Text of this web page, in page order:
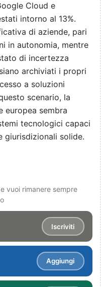
Cloud e
intorno al 13%.
di aziende, pari
in autonomia, mentre
di incertezza
archiviati i propri
a soluzioni
scenario, la
europea sembra
tecnologici capaci
giurisdizionali solide.
vuoi rimanere sempre
Iscriviti
Aggiungi